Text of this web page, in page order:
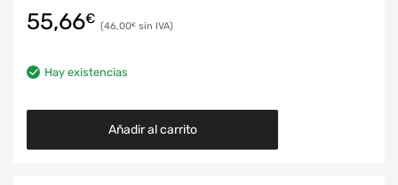
55,66€ 46,00€
Hay existencias
Añadir al carrito